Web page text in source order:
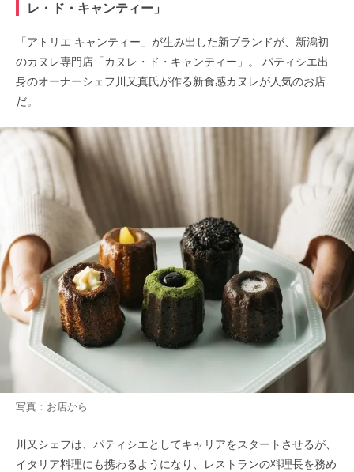
レ・ド・キャンティー」
「アトリエ キャンティー」が生み出した新ブランドが、新潟初
のカヌレ専門店「カヌレ・ド・キャンティー」。 パティシエ出
身のオーナーシェフ川又真氏が作る新食感カヌレが人気のお店
だ。
写真：お店から
川又シェフは、パティシエとしてキャリアをスタートさせるが、
イタリア料理にも携わるようになり、レストランの料理長を務め